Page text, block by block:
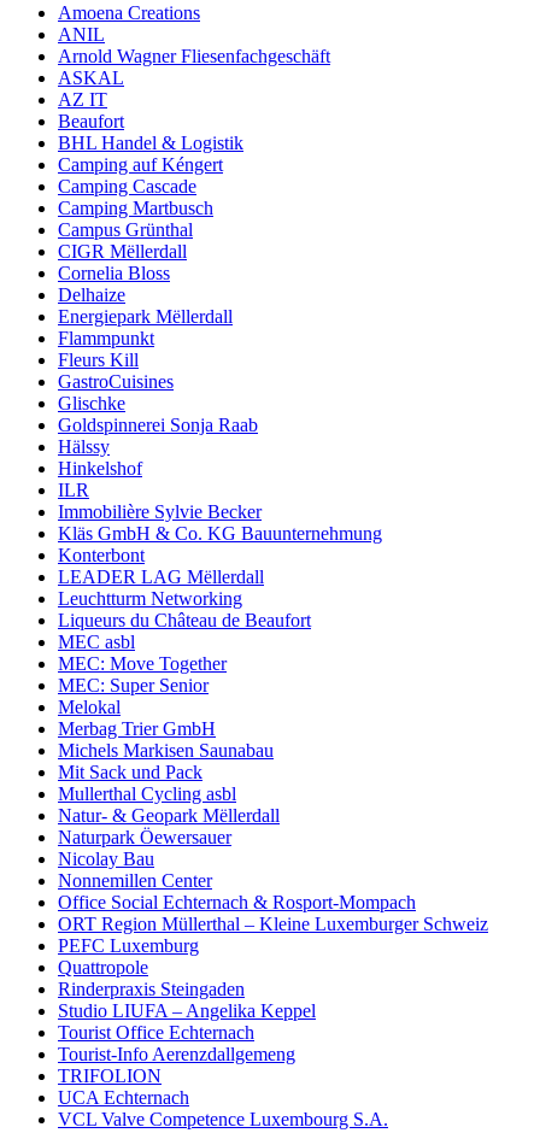
Amoena Creations
ANIL
Arnold Wagner Fliesenfachgeschäft
ASKAL
AZ IT
Beaufort
BHL Handel & Logistik
Camping auf Kéngert
Camping Cascade
Camping Martbusch
Campus Grünthal
CIGR Mëllerdall
Cornelia Bloss
Delhaize
Energiepark Mëllerdall
Flammpunkt
Fleurs Kill
GastroCuisines
Glischke
Goldspinnerei Sonja Raab
Hälssy
Hinkelshof
ILR
Immobilière Sylvie Becker
Kläs GmbH & Co. KG Bauunternehmung
Konterbont
LEADER LAG Mëllerdall
Leuchtturm Networking
Liqueurs du Château de Beaufort
MEC asbl
MEC: Move Together
MEC: Super Senior
Melokal
Merbag Trier GmbH
Michels Markisen Saunabau
Mit Sack und Pack
Mullerthal Cycling asbl
Natur- & Geopark Mëllerdall
Naturpark Öewersauer
Nicolay Bau
Nonnemillen Center
Office Social Echternach & Rosport-Mompach
ORT Region Müllerthal – Kleine Luxemburger Schweiz
PEFC Luxemburg
Quattropole
Rinderpraxis Steingaden
Studio LIUFA – Angelika Keppel
Tourist Office Echternach
Tourist-Info Aerenzdallgemeng
TRIFOLION
UCA Echternach
VCL Valve Competence Luxembourg S.A.